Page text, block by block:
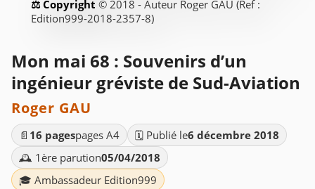
© 2018 - Auteur Roger GAU (Ref :
Edition999-2018-2357-8)
Mon mai 68 : Souvenirs d’un
ingénieur gréviste de Sud-Aviation
Roger GAU
📄 16 pagespages A4 🗓️ Publié le6 décembre 2018
🕰️ 1ère parution05/04/2018
🎓 Ambassadeur Edition999